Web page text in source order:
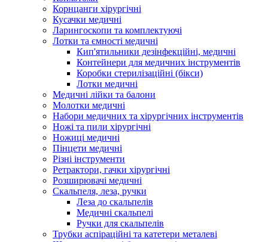
Корнцанги хірургічні
Кусачки медичні
Ларингоскопи та комплектуючі
Лотки та ємності медичні
Кип'ятильники дезінфекційні, медичні
Контейнери для медичних інструментів
Коробки стерилізаційні (бікси)
Лотки медичні
Медичні лійки та балони
Молотки медичні
Набори медичних та хірургічних інструментів
Ножі та пили хірургічні
Ножиці медичні
Пінцети медичні
Різні інструменти
Ретрактори, гачки хірургічні
Розширювачі медичні
Скальпеля, леза, ручки
Леза до скальпелів
Медичні скальпелі
Ручки для скальпелів
Трубки аспіраційні та катетери металеві